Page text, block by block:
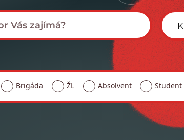
Brigáda ŽL Absolvent Student